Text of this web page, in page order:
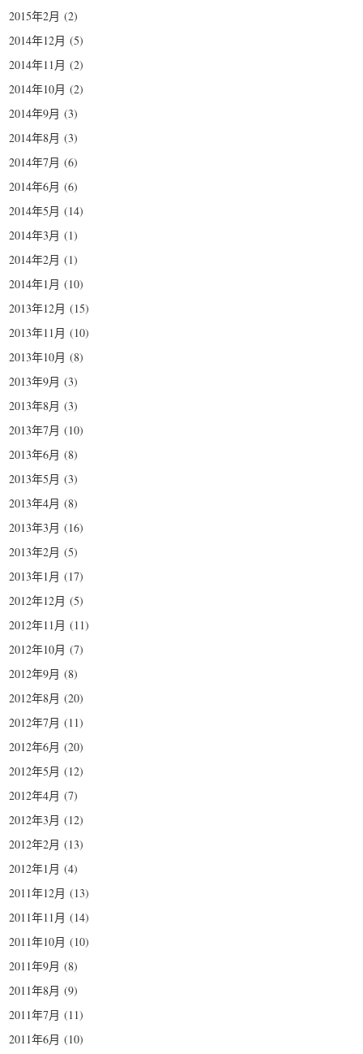
2015年2月 (2)
2014年12月 (5)
2014年11月 (2)
2014年10月 (2)
2014年9月 (3)
2014年8月 (3)
2014年7月 (6)
2014年6月 (6)
2014年5月 (14)
2014年3月 (1)
2014年2月 (1)
2014年1月 (10)
2013年12月 (15)
2013年11月 (10)
2013年10月 (8)
2013年9月 (3)
2013年8月 (3)
2013年7月 (10)
2013年6月 (8)
2013年5月 (3)
2013年4月 (8)
2013年3月 (16)
2013年2月 (5)
2013年1月 (17)
2012年12月 (5)
2012年11月 (11)
2012年10月 (7)
2012年9月 (8)
2012年8月 (20)
2012年7月 (11)
2012年6月 (20)
2012年5月 (12)
2012年4月 (7)
2012年3月 (12)
2012年2月 (13)
2012年1月 (4)
2011年12月 (13)
2011年11月 (14)
2011年10月 (10)
2011年9月 (8)
2011年8月 (9)
2011年7月 (11)
2011年6月 (10)